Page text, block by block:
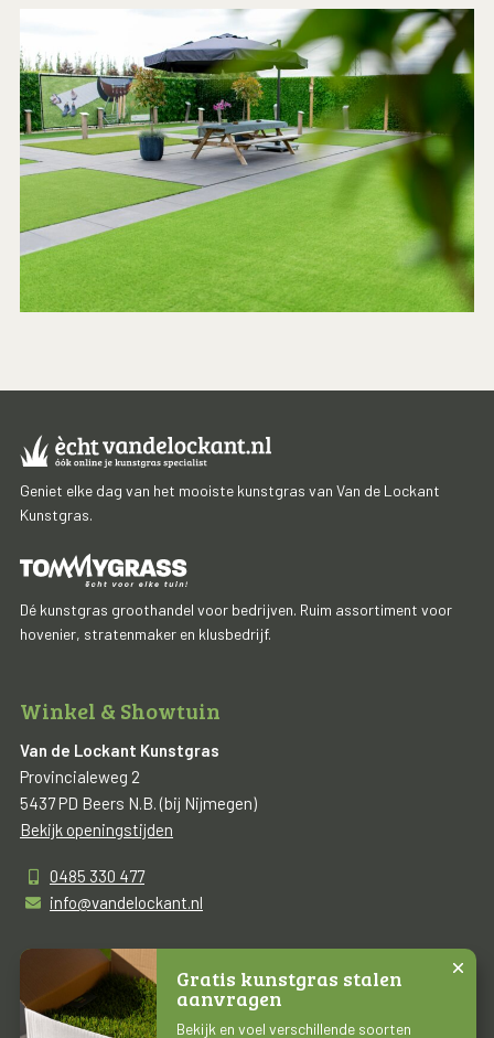
Geniet elke dag van het mooiste kunstgras van Van de Lockant
Kunstgras.
Dé kunstgras groothandel voor bedrijven. Ruim assortiment voor
hovenier, stratenmaker en klusbedrijf.
Winkel & Showtuin
Van de Lockant Kunstgras
Provincialeweg 2
5437 PD Beers N.B. (bij Nijmegen)
Bekijk openingstijden
0485 330 477
info@vandelockant.nl
Copyright © 2026 | Van de Lockant Kunstgras
Gratis kunstgras stalen
aanvragen
Bekijk en voel verschillende soorten